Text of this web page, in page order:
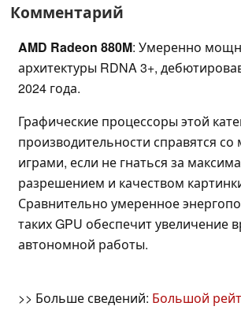
Комментарий
AMD Radeon 880M: Умеренно
архитектуры RDNA 3+,
2024 года.
Графические процессоры этой
производительности справятся
играми, если не гнаться за
разрешением и качеством
Сравнительно умеренное
таких GPU обеспечит увеличение
автономной работы.
>> Больше сведений: Большой